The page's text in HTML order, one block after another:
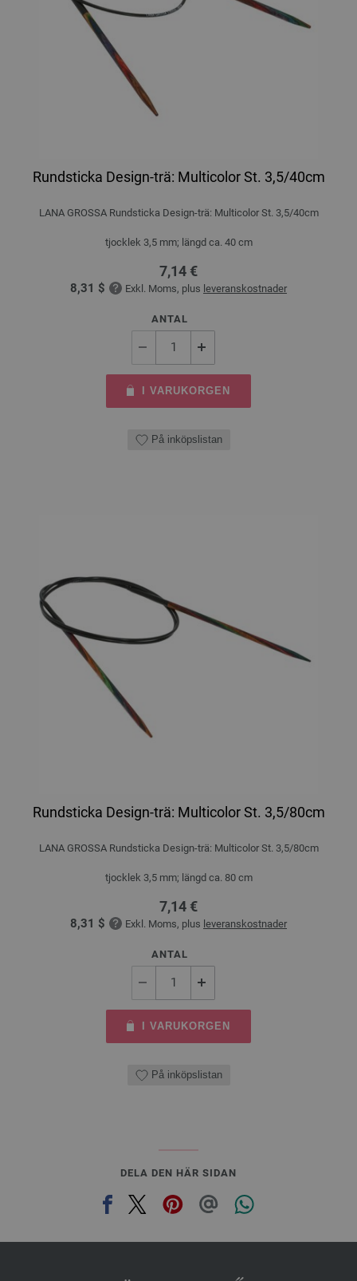
Rundsticka Design-trä: Multicolor St. 3,5/40cm
LANA GROSSA Rundsticka Design-trä: Multicolor St. 3,5/40cm
tjocklek 3,5 mm; längd ca. 40 cm
7,14 €
8,31 $ Exkl. Moms, plus leveranskostnader
ANTAL
I VARUKORGEN
På inköpslistan
Rundsticka Design-trä: Multicolor St. 3,5/80cm
LANA GROSSA Rundsticka Design-trä: Multicolor St. 3,5/80cm
tjocklek 3,5 mm; längd ca. 80 cm
7,14 €
8,31 $ Exkl. Moms, plus leveranskostnader
ANTAL
I VARUKORGEN
På inköpslistan
DELA DEN HÄR SIDAN